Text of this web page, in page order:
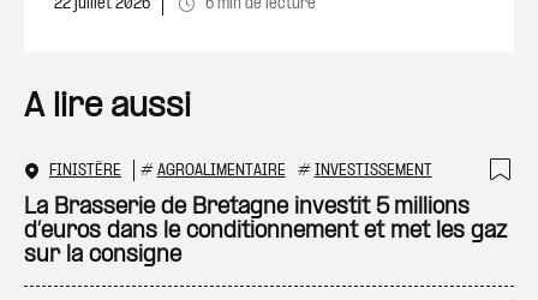
22 juillet 2026 6 min de lecture
A lire aussi
FINISTÈRE # AGROALIMENTAIRE # INVESTISSEMENT
La Brasserie de Bretagne investit 5 millions
d’euros dans le conditionnement et met les gaz
sur la consigne